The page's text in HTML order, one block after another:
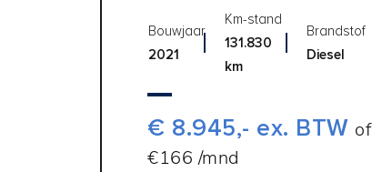
Bouwjaar
2021
Km-stand
131.830
km
Brandstof
Diesel
€ 8.945,- ex. BTW of
€166 /mnd